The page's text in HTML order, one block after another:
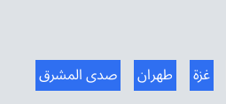
صدى المشرق
طهران غزة